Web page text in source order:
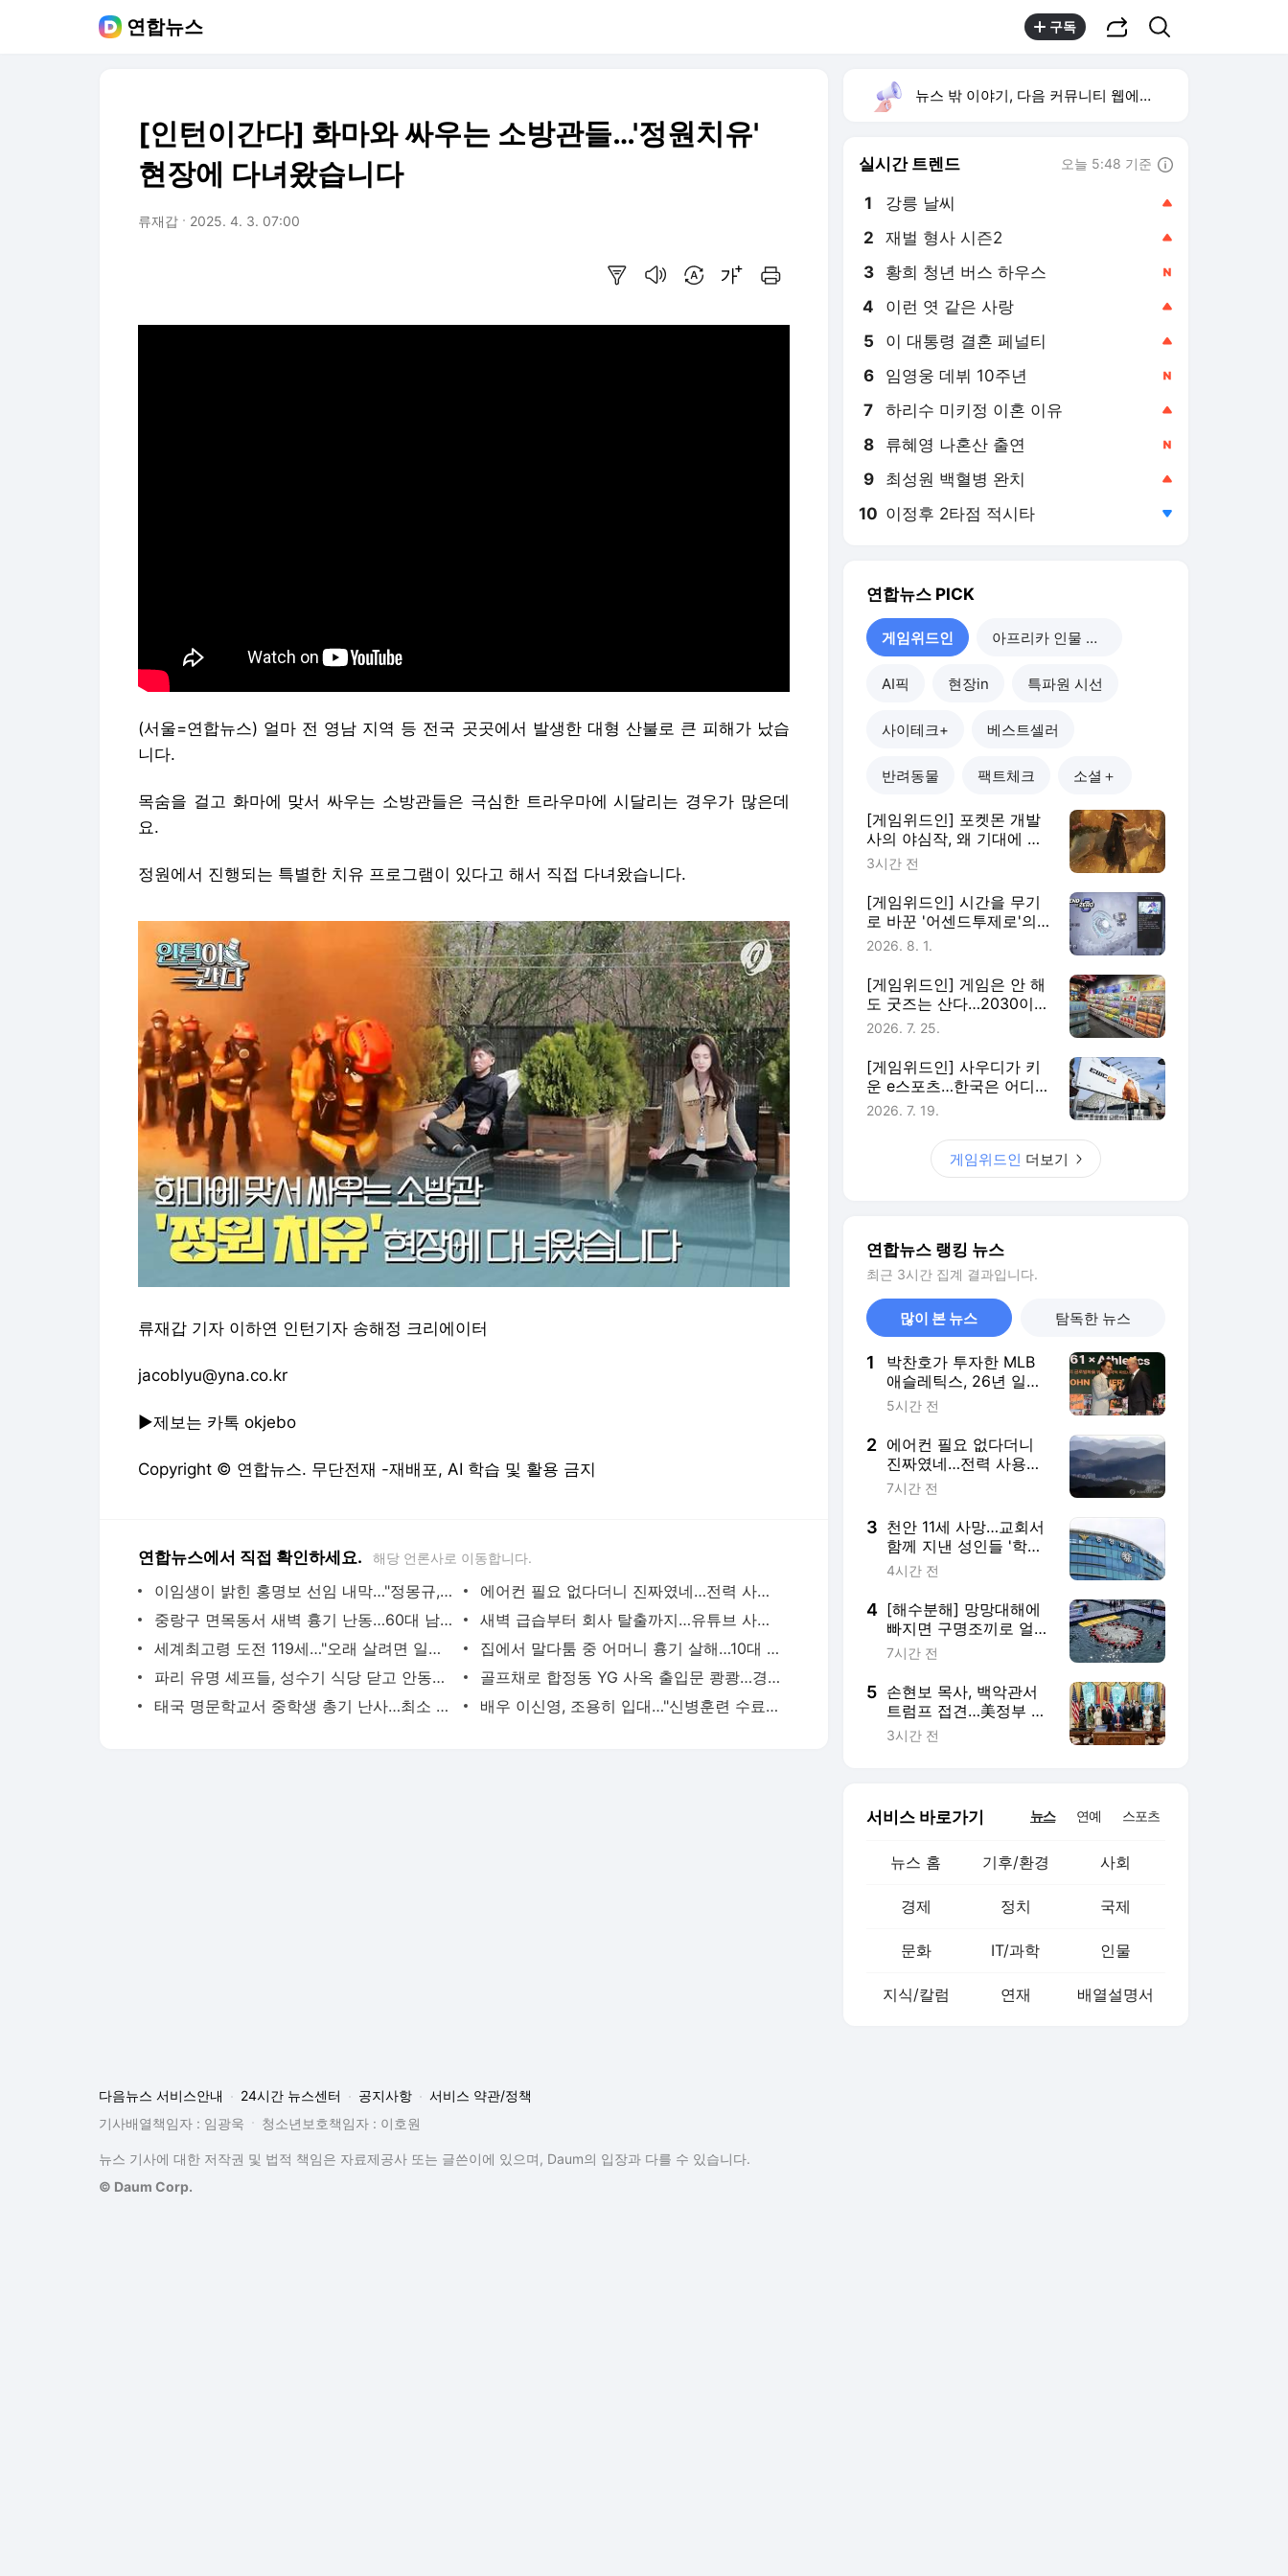
연합뉴스 구독
[인턴이간다] 화마와 싸우는 소방관들…'정원치유'
현장에 다녀왔습니다
류재갑 2025. 4. 3. 07:00
(서울=연합뉴스) 얼마 전 영남 지역 등 전국 곳곳에서 발생한 대형 산불로 큰 피해가 났습
니다.
목숨을 걸고 화마에 맞서 싸우는 소방관들은 극심한 트라우마에 시달리는 경우가 많은데
요.
정원에서 진행되는 특별한 치유 프로그램이 있다고 해서 직접 다녀왔습니다.
류재갑 기자 이하연 인턴기자 송해정 크리에이터
jacoblyu@yna.co.kr
▶제보는 카톡 okjebo
Copyright © 연합뉴스. 무단전재 -재배포, AI 학습 및 활용 금지
연합뉴스에서 직접 확인하세요. 해당 언론사로 이동합니다.
이임생이 밝힌 홍명보 선임 내막…"정몽규, TD판단 믿는다고 해"(종합) | 연합뉴스
에어컨 필요 없다더니 진짜였네…전력 사용량으로 본 냉방 도시 | 연합뉴스
중랑구 면목동서 새벽 흉기 난동…60대 남성 2명 사망 | 연합뉴스
새벽 급습부터 회사 탈출까지…유튜브 사로잡은 '날것'의 일상 | 연합뉴스
세계최고령 도전 119세…"오래 살려면 일하고 건강하게 먹어라" | 연합뉴스
집에서 말다툼 중 어머니 흉기 살해…10대 아들 체포 | 연합뉴스
파리 유명 셰프들, 성수기 식당 닫고 안동서 한식 배운다 | 연합뉴스
골프채로 합정동 YG 사옥 출입문 쾅쾅…경찰, 20대 여성 체포 | 연합뉴스
태국 명문학교서 중학생 총기 난사…최소 7명 살해(종합2보) | 연합뉴스
배우 이신영, 조용히 입대…"신병훈련 수료, 군 생활 집중" | 연합뉴스
뉴스 밖 이야기, 다음 커뮤니티 웹에서 보기
실시간 트렌드 오늘 5:48 기준
1 강릉 날씨
2 재벌 형사 시즌2
3 황희 청년 버스 하우스
4 이런 엿 같은 사랑
5 이 대통령 결혼 페널티
6 임영웅 데뷔 10주년
7 하리수 미키정 이혼 이유
8 류혜영 나혼산 출연
9 최성원 백혈병 완치
10 이정후 2타점 적시타
연합뉴스 PICK
게임위드인 아프리카 인물 열전
AI픽 현장in 특파원 시선
사이테크+ 베스트셀러
반려동물 팩트체크 소셜＋
[게임위드인] 포켓몬 개발
사의 야심작, 왜 기대에 못
미쳤나
3시간 전
[게임위드인] 시간을 무기
로 바꾼 '어센드투제로'의
실험
2026. 8. 1.
[게임위드인] 게임은 안 해
도 굿즈는 산다…2030이
게임에 남는 법
2026. 7. 25.
[게임위드인] 사우디가 키
운 e스포츠…한국은 어디에
있나
2026. 7. 19.
게임위드인 더보기
연합뉴스 랭킹 뉴스
최근 3시간 집계 결과입니다.
많이 본 뉴스 탐독한 뉴스
1
박찬호가 투자한 MLB
애슬레틱스, 26년 일한
포스트 단장과 결별
5시간 전
2 에어컨 필요 없다더니
진짜였네…전력 사용량
으로 본 냉방 도시
7시간 전
3 천안 11세 사망…교회서
함께 지낸 성인들 '학대
치사' 여부 수사
4시간 전
4 [해수분해] 망망대해에
빠지면 구명조끼로 얼마
나 버틸까
7시간 전
5 손현보 목사, 백악관서
트럼프 접견…美정부 인
사들과 잇단 접촉
3시간 전
서비스 바로가기 뉴스 연예 스포츠
뉴스 홈 기후/환경 사회
경제 정치 국제
문화 IT/과학 인물
지식/칼럼 연재 배열설명서
다음뉴스 서비스안내 24시간 뉴스센터 공지사항
서비스 약관/정책
기사배열책임자 : 임광욱
청소년보호책임자 : 이호원
뉴스 기사에 대한 저작권 및 법적 책임은 자료제공사 또는 글쓴이에 있으며, Daum의 입장과 다를 수 있습니다.
© Daum Corp.